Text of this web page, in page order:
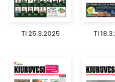
TI 25.3.2025 TI